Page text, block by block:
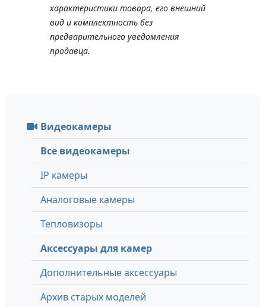
характеристики товара, его внешний
вид и комплектность без
предварительного уведомления
продавца.
Видеокамеры
Все видеокамеры
IP камеры
Аналоговые камеры
Тепловизоры
Аксессуары для камер
Дополнительные аксессуары
Архив старых моделей